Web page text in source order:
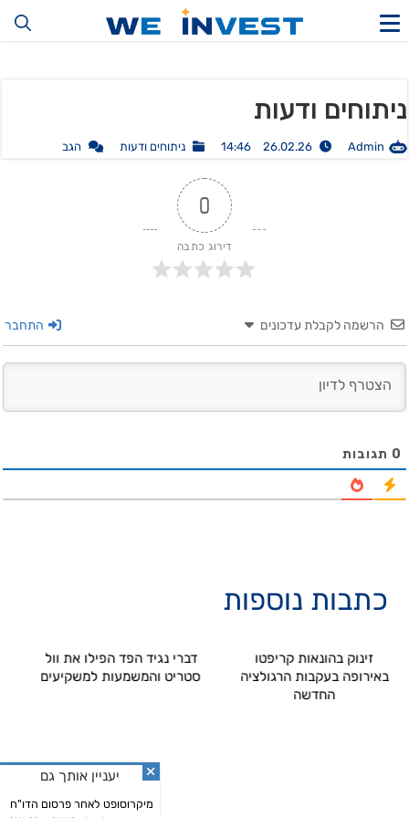
ניתוחים ודעות
Admin
26.02.26 14:46 ניתוחים ודעות הגב
0
דירוג כתבה
הרשמה לקבלת עדכונים התחבר
0 תגובות
כתבות נוספות
זינוק בהונאות קריפטו
באירופה בעקבות הרגולציה
החדשה
דברי נגיד הפד הפילו את וול
סטריט והמשמעות למשקיעים